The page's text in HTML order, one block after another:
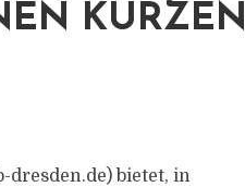
KURZEN
dresden.de) bietet, in